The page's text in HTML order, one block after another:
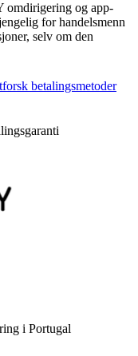
omdirigering og app-
for handelsmenn
selv om den
betalingsmetoder
i Portugal